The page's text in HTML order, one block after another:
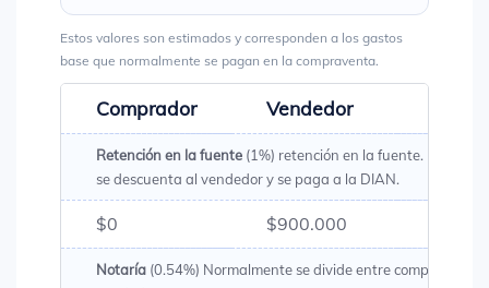
Estos valores son estimados y corresponden a los gastos
base que normalmente se pagan en la compraventa.
Comprador Vendedor
Retención en la fuente (1%) retención en la fuente. Es un
se descuenta al vendedor y se paga a la DIAN.
$0 $900.000
Notaría (0.54%) Normalmente se divide entre comprador y